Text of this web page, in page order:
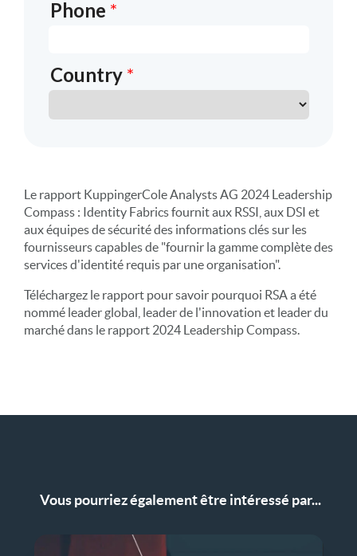
Le rapport KuppingerCole Analysts AG 2024 Leadership
Compass : Identity Fabrics fournit aux RSSI, aux DSI et
aux équipes de sécurité des informations clés sur les
fournisseurs capables de "fournir la gamme complète des
services d'identité requis par une organisation".
Téléchargez le rapport pour savoir pourquoi RSA a été
nommé leader global, leader de l'innovation et leader du
marché dans le rapport 2024 Leadership Compass.
Vous pourriez également être intéressé par...